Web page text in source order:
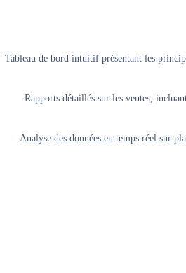
Tableau de bord intuitif présentant les
Rapports détaillés sur les ventes,
Analyse des données en temps réel sur